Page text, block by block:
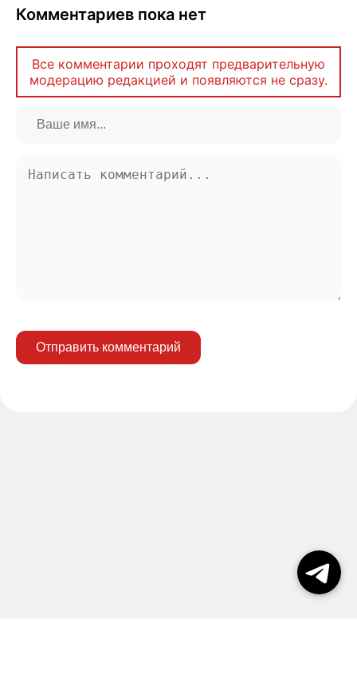
Комментариев пока нет
Все комментарии проходят предварительную
модерацию редакцией и появляются не сразу.
Отправить комментарий